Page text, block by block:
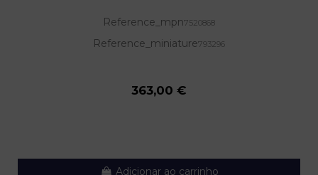
Reference_mpn7520868
Reference_miniature793296
363,00 €
Adicionar ao carrinho